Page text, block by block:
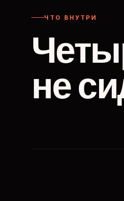
ЧТО ВНУТРИ
не